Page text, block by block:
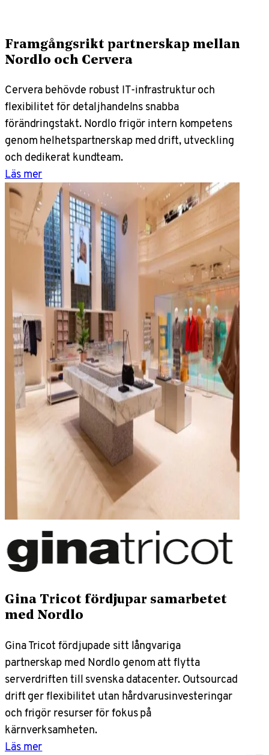
Framgångsrikt partnerskap mellan
Nordlo och Cervera
Cervera behövde robust IT-infrastruktur och
flexibilitet för detaljhandelns snabba
förändringstakt. Nordlo frigör intern kompetens
genom helhetspartnerskap med drift, utveckling
och dedikerat kundteam.
Läs mer
Gina Tricot fördjupar samarbetet
med Nordlo
Gina Tricot fördjupade sitt långvariga
partnerskap med Nordlo genom att flytta
serverdriften till svenska datacenter. Outsourcad
drift ger flexibilitet utan hårdvarusinvesteringar
och frigör resurser för fokus på
kärnverksamheten.
Läs mer